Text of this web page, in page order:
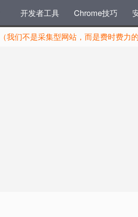
开发者工具 Chrome技巧
（我们不是采集型网站，而是费时费力